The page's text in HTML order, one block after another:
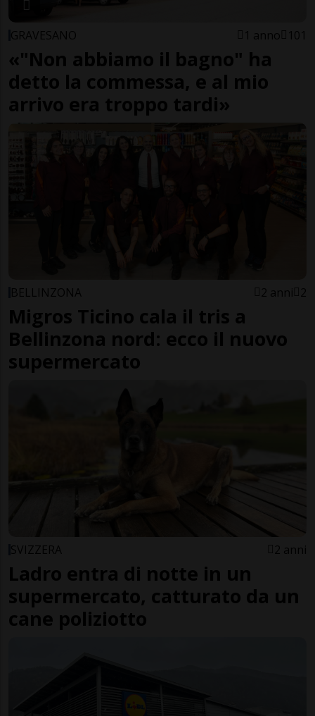
GRAVESANO 1 anno 101
«"Non abbiamo il bagno" ha
detto la commessa, e al mio
arrivo era troppo tardi»
BELLINZONA 2 anni 2
Migros Ticino cala il tris a
Bellinzona nord: ecco il nuovo
supermercato
SVIZZERA 2 anni
Ladro entra di notte in un
supermercato, catturato da un
cane poliziotto